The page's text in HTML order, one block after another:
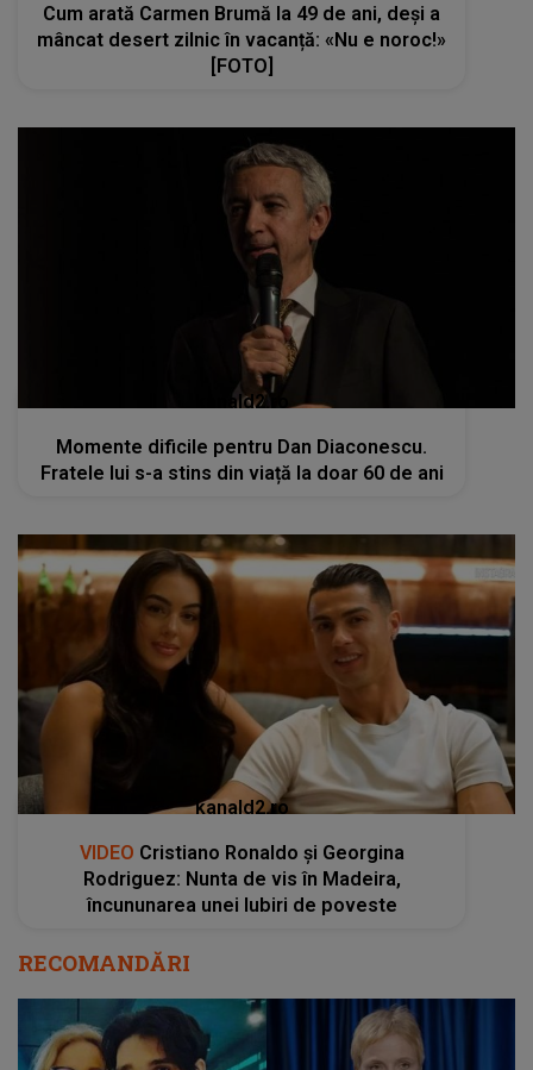
Cum arată Carmen Brumă la 49 de ani, deși a
mâncat desert zilnic în vacanță: «Nu e noroc!»
[FOTO]
kanald2.ro
Momente dificile pentru Dan Diaconescu.
Fratele lui s-a stins din viață la doar 60 de ani
kanald2.ro
VIDEO Cristiano Ronaldo și Georgina
Rodriguez: Nunta de vis în Madeira,
încununarea unei Iubiri de poveste
RECOMANDĂRI